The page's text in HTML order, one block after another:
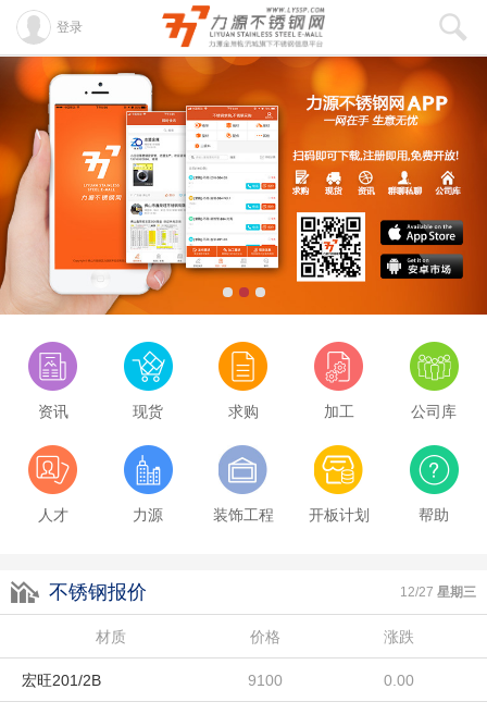
登录
资讯 现货 求购 加工 公司库
人才 力源 装饰工程 开板计划 帮助
不锈钢报价 12/27 星期三
材质 价格 涨跌
酒钢430/2B 0.00
东特304/No.1 13300 0.00
宏旺201/2B 9100 0.00